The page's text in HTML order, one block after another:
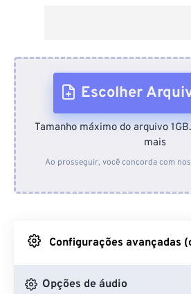
Escolher
Do dispositivo
Do Google Drive
Do OneDrive
Tamanho máximo do arquivo 1GB.
mais
Ao prosseguir, você concorda com
Configurações avançadas
Opções de áudio